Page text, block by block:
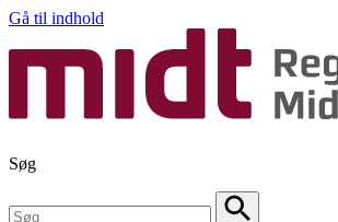
Gå til indhold
Søg